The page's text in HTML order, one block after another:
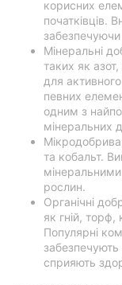
корисних
початківців.
Мінеральні
таких як
для
певних
одним з
мінеральних
та кобальт.
рослин.
Органічні
як гній, торф,
Популярні
сприяють